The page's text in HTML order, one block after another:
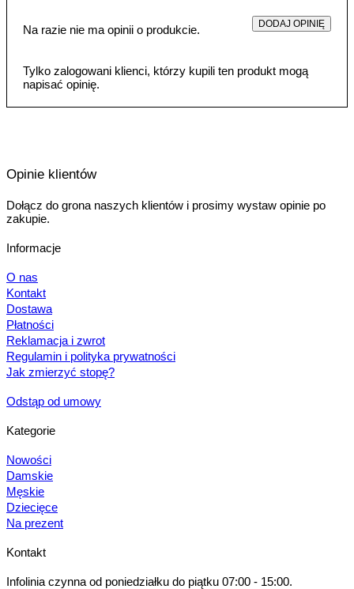
Na razie nie ma opinii o produkcie. DODAJ OPINIĘ
Tylko zalogowani klienci, którzy kupili ten produkt mogą
napisać opinię.
Opinie klientów
Dołącz do grona naszych klientów i prosimy wystaw opinie po
zakupie.
Informacje
O nas
Kontakt
Dostawa
Płatności
Reklamacja i zwrot
Regulamin i polityka prywatności
Jak zmierzyć stopę?
Odstąp od umowy
Kategorie
Nowości
Damskie
Męskie
Dziecięce
Na prezent
Kontakt
Infolinia czynna od poniedziałku do piątku 07:00 - 15:00.